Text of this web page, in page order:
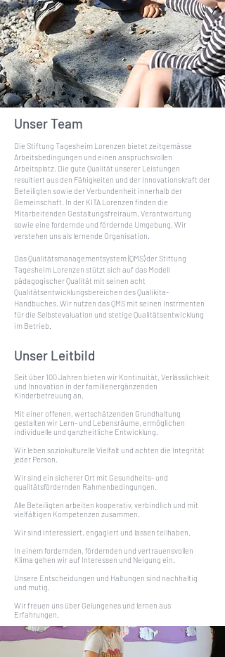
Unser Team
Die Stiftung Tagesheim Lorenzen bietet zeitgemässe
Arbeitsbedingungen und einen anspruchsvollen
Arbeitsplatz. Die gute Qualität unserer Leistungen
resultiert aus den Fähigkeiten und der Innovationskraft der
Beteiligten sowie der Verbundenheit innerhalb der
Gemeinschaft. In der KITA Lorenzen finden die
Mitarbeitenden Gestaltungsfreiraum, Verantwortung
sowie eine fordernde und fördernde Umgebung. Wir
verstehen uns als lernende Organisation.
Das Qualitätsmanagementsystem (QMS) der Stiftung
Tagesheim Lorenzen stützt sich auf das Modell
pädagogischer Qualität mit seinen acht
Qualitätsentwicklungsbereichen des Qualikita-
Handbuches. Wir nutzen das QMS mit seinen Instrmenten
für die Selbstevaluation und stetige Qualitätsentwicklung
im Betrieb.
Unser Leitbild
Seit über 100 Jahren bieten wir Kontinuität, Verlässlichkeit
und Innovation in der familienergänzenden
Kinderbetreuung an.
Mit einer offenen, wertschätzenden Grundhaltung
gestalten wir Lern- und Lebensräume, ermöglichen
individuelle und ganzheitliche Entwicklung.
Wir leben soziokulturelle Vielfalt und achten die Integrität
jeder Person.
Wir sind ein sicherer Ort mit Gesundheits- und
qualitätsfördernden Rahmenbedingungen.
Alle Beteiligten arbeiten kooperativ, verbindlich und mit
vielfältigen Kompetenzen zusammen.
Wir sind interessiert, engagiert und lassen teilhaben.
In einem fordernden, fördernden und vertrauensvollen
Klima gehen wir auf Interessen und Neigung ein.
Unsere Entscheidungen und Haltungen sind nachhaltig
und mutig.
Wir freuen uns über Gelungenes und lernen aus
Erfahrungen.